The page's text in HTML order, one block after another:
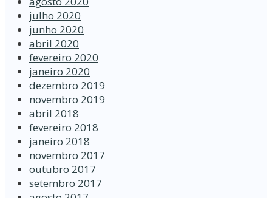
julho 2020
junho 2020
abril 2020
fevereiro 2020
janeiro 2020
dezembro 2019
novembro 2019
abril 2018
fevereiro 2018
janeiro 2018
novembro 2017
outubro 2017
setembro 2017